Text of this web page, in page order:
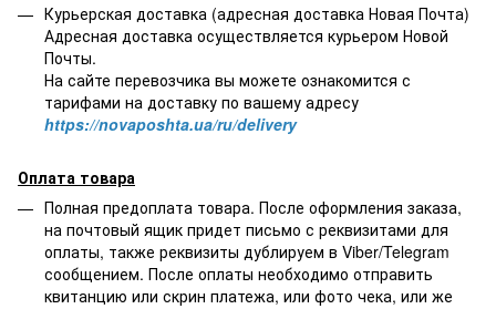
Курьерская доставка (адресная доставка Новая Почта)
Адресная доставка осуществляется курьером Новой
Почты.
На сайте перевозчика вы можете ознакомится с
тарифами на доставку по вашему адресу
https://novaposhta.ua/ru/delivery
Оплата товара
Полная предоплата товара. После оформления заказа,
на почтовый ящик придет письмо с реквизитами для
оплаты, также реквизиты дублируем в Viber/Telegram
сообщением. После оплаты необходимо отправить
квитанцию или скрин платежа, или фото чека, или же